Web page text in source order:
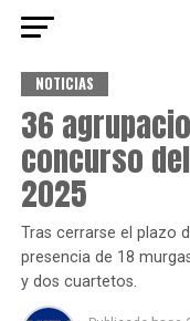
NOTICIAS
36
concurso
2025
Tras cerrarse el plazo
presencia de 18
y dos cuartetos.